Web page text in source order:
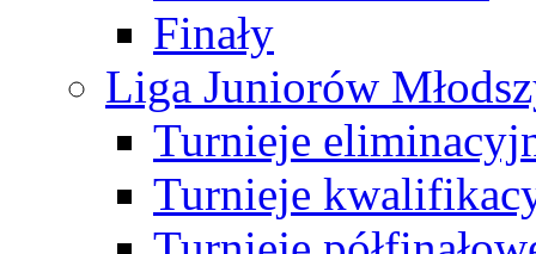
Finały
Liga Juniorów
Turnieje
Turnieje